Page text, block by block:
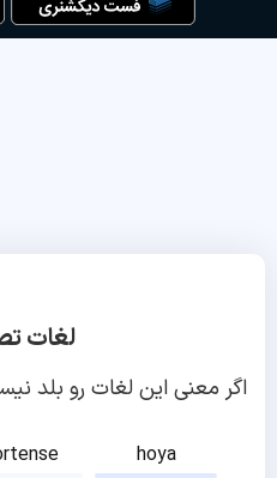
لغات
اگر معنی این لغات رو بلد
hoya